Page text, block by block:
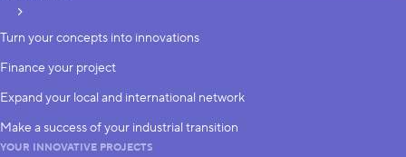
subscribe
Turn your concepts into innovations
Finance your project
Expand your local and international network
Make a success of your industrial transition
YOUR INNOVATIVE PROJECTS